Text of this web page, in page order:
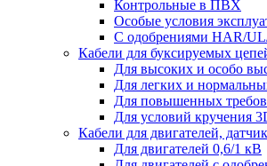
Контрольные в ПВХ
Особые условия
С одобрениями HAR/
Кабели для буксируемых
Для высоких и особо
Для легких и
Для повышенных
Для условий кручения
Кабели для двигателей,
Для двигателей 0,6/1 кВ